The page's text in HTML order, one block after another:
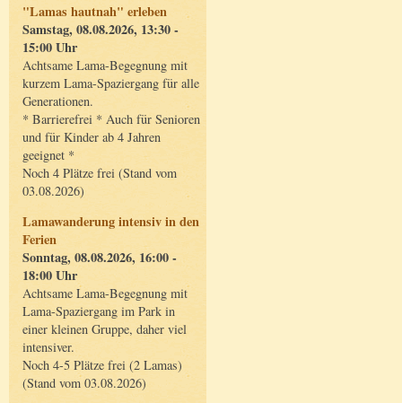
"Lamas hautnah" erleben
Samstag, 08.08.2026, 13:30 -
15:00 Uhr
Achtsame Lama-Begegnung mit
kurzem Lama-Spaziergang für alle
Generationen.
* Barrierefrei * Auch für Senioren
und für Kinder ab 4 Jahren
geeignet *
Noch 4 Plätze frei (Stand vom
03.08.2026)
Lamawanderung intensiv in den
Ferien
Sonntag, 08.08.2026, 16:00 -
18:00 Uhr
Achtsame Lama-Begegnung mit
Lama-Spaziergang im Park in
einer kleinen Gruppe, daher viel
intensiver.
Noch 4-5 Plätze frei (2 Lamas)
(Stand vom 03.08.2026)